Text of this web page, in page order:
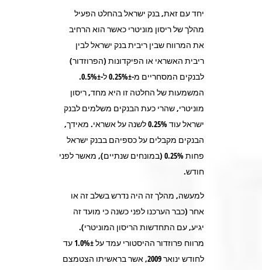
יחד עם זאת, בנק ישראל בהחלט הפעיל
מהלך של ריסון מוניטרי כאשר הוא הרחיב
את המרווח שבין ריבית בנק ישראל לבין
ריבית האשראי או הפיקדונות (הפרוזדור)
לבנקים המסחריים מ-0.25%± ל-0.5%±.
המשמעות של החלטה זו היא מחד, ריסון
מוניטרי, שהרי כעת הבנקים משלמים לבנק
ישראל עוד 0.25% לשנה על אשראי. מאידך,
הבנקים מקבלים על כספיהם בבנק ישראל
פחות 0.25% (במונחים שנתיים), מאשר לפני
חודש.
למעשה, מהלך זה היה נדרש בשלב זה או
אחר (כבר הערכנו לפני כשנה כי מועד זה
יגיע, עם התחדשות הריסון המוניטרי).
מרווח פרוזדור ההיסטורי עמד על 1.0%± עד
לחודש ינואר 2009, אשר בראשיתו הצטמצם